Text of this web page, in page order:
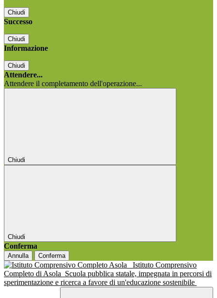
Chiudi
Successo
Chiudi
Informazione
Chiudi
Attendere...
Attendere il completamento dell'operazione...
Chiudi
Chiudi
Conferma
Annulla Conferma
Istituto Comprensivo
Completo di Asola Scuola pubblica statale, impegnata in percorsi di
sperimentazione e ricerca a favore di un'educazione sostenibile